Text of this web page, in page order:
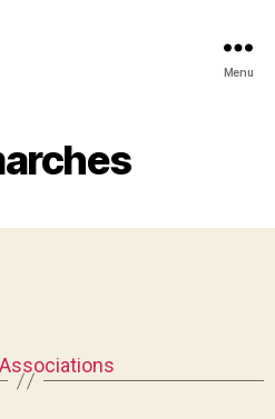
Menu
Associations